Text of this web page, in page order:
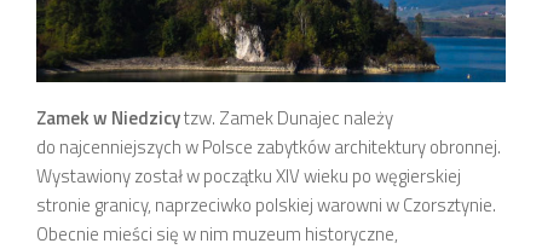
Zamek w Niedzicytzw. Zamek Dunajec należy
do najcenniejszych w Polsce zabytków architektury obronnej.
Wystawiony został w początku XIV wieku po węgierskiej
stronie granicy, naprzeciwko polskiej warowni w Czorsztynie.
Obecnie mieści się w nim muzeum historyczne,